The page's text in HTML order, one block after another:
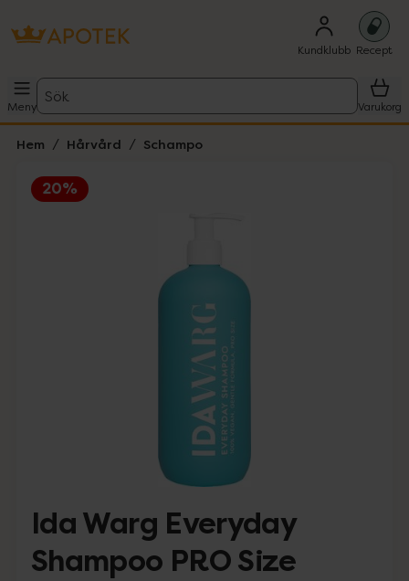
Kundklubb Recept
Meny
Sök
Varukorg
Hem Hårvård Schampo
20%
Ida Warg Everyday
Shampoo PRO Size